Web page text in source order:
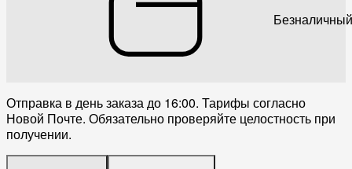
Отправка в день заказа до 16:00. Тарифы согласно
Новой Почте. Обязательно проверяйте целостность при
получении.